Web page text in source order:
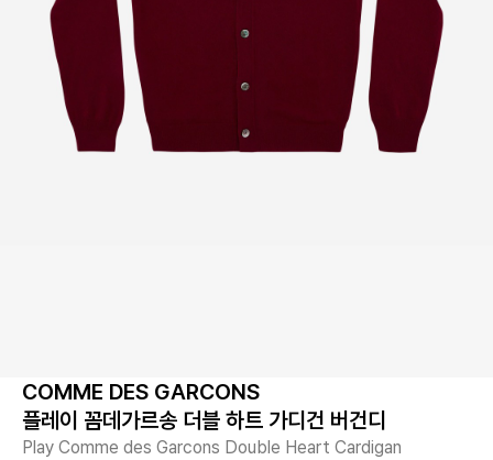
COMME DES GARCONS
플레이 꼼데가르송 더블 하트 가디건 버건디
Play Comme des Garcons Double Heart Cardigan